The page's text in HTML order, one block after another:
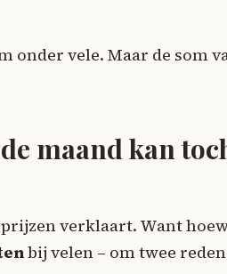
onder vele. Maar de som
maand kan
verklaart. Want
bij velen – om twee